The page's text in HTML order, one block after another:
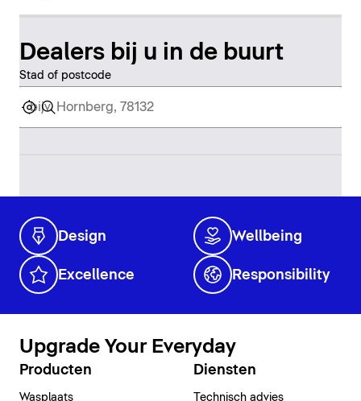
Dealers bij u in de buurt
Stad of postcode
Design Wellbeing
Excellence Responsibility
Upgrade Your Everyday
Producten
Wasplaats
Diensten
Technisch advies